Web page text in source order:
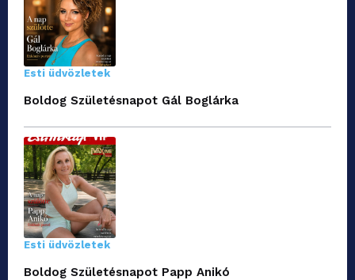
Esti üdvözletek
Boldog Születésnapot Gál Boglárka
Esti üdvözletek
Boldog Születésnapot Papp Anikó